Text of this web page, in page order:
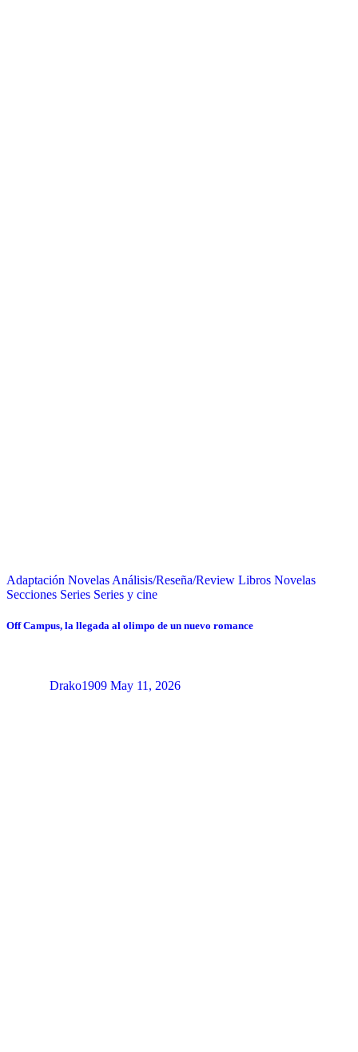
Adaptación Novelas Análisis/Reseña/Review Libros Novelas
Secciones Series Series y cine
Off Campus, la llegada al olimpo de un nuevo romance
Drako1909 May 11, 2026